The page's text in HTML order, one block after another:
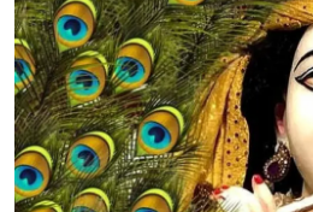
यात्रावृत्तांत
उपन्यास
सिनेमा